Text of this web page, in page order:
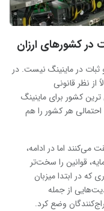
در کشورهای ارزان
در ماینینگ نیست. در
از نظر قانونی
کشور برای ماینینگ
هر کشور را هم
می‌کنند اما در ادامه،
قوانین را سخت‌تر
در ابتدا میزبان
از جمله
وضع کرد.